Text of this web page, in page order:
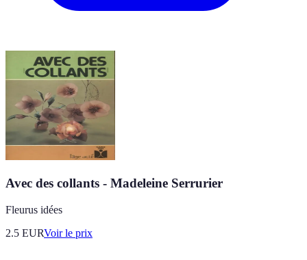
Avec des collants - Madeleine Serrurier
Fleurus idées
2.5 EURVoir le prix